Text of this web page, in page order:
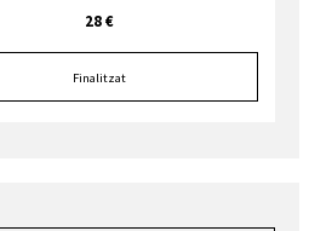
28 €
Finalitzat